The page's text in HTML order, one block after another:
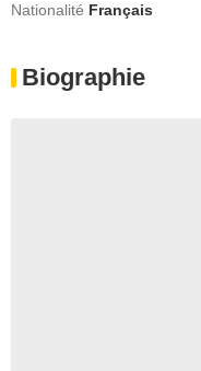
Nationalité Français
Biographie